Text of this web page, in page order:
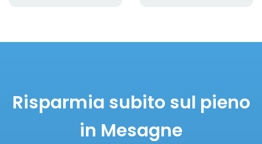
Risparmia subito sul pieno
in Mesagne